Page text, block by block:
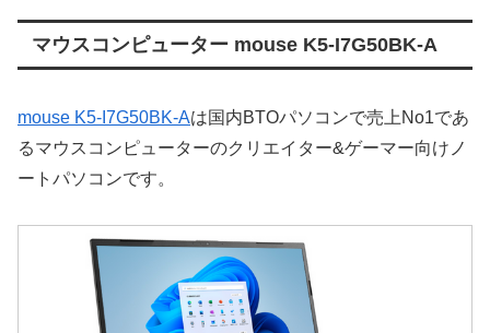
マウスコンピューター mouse K5-I7G50BK-A
mouse K5-I7G50BK-Aは国内BTOパソコンで売上No1であ
るマウスコンピューターのクリエイター&ゲーマー向けノ
ートパソコンです。